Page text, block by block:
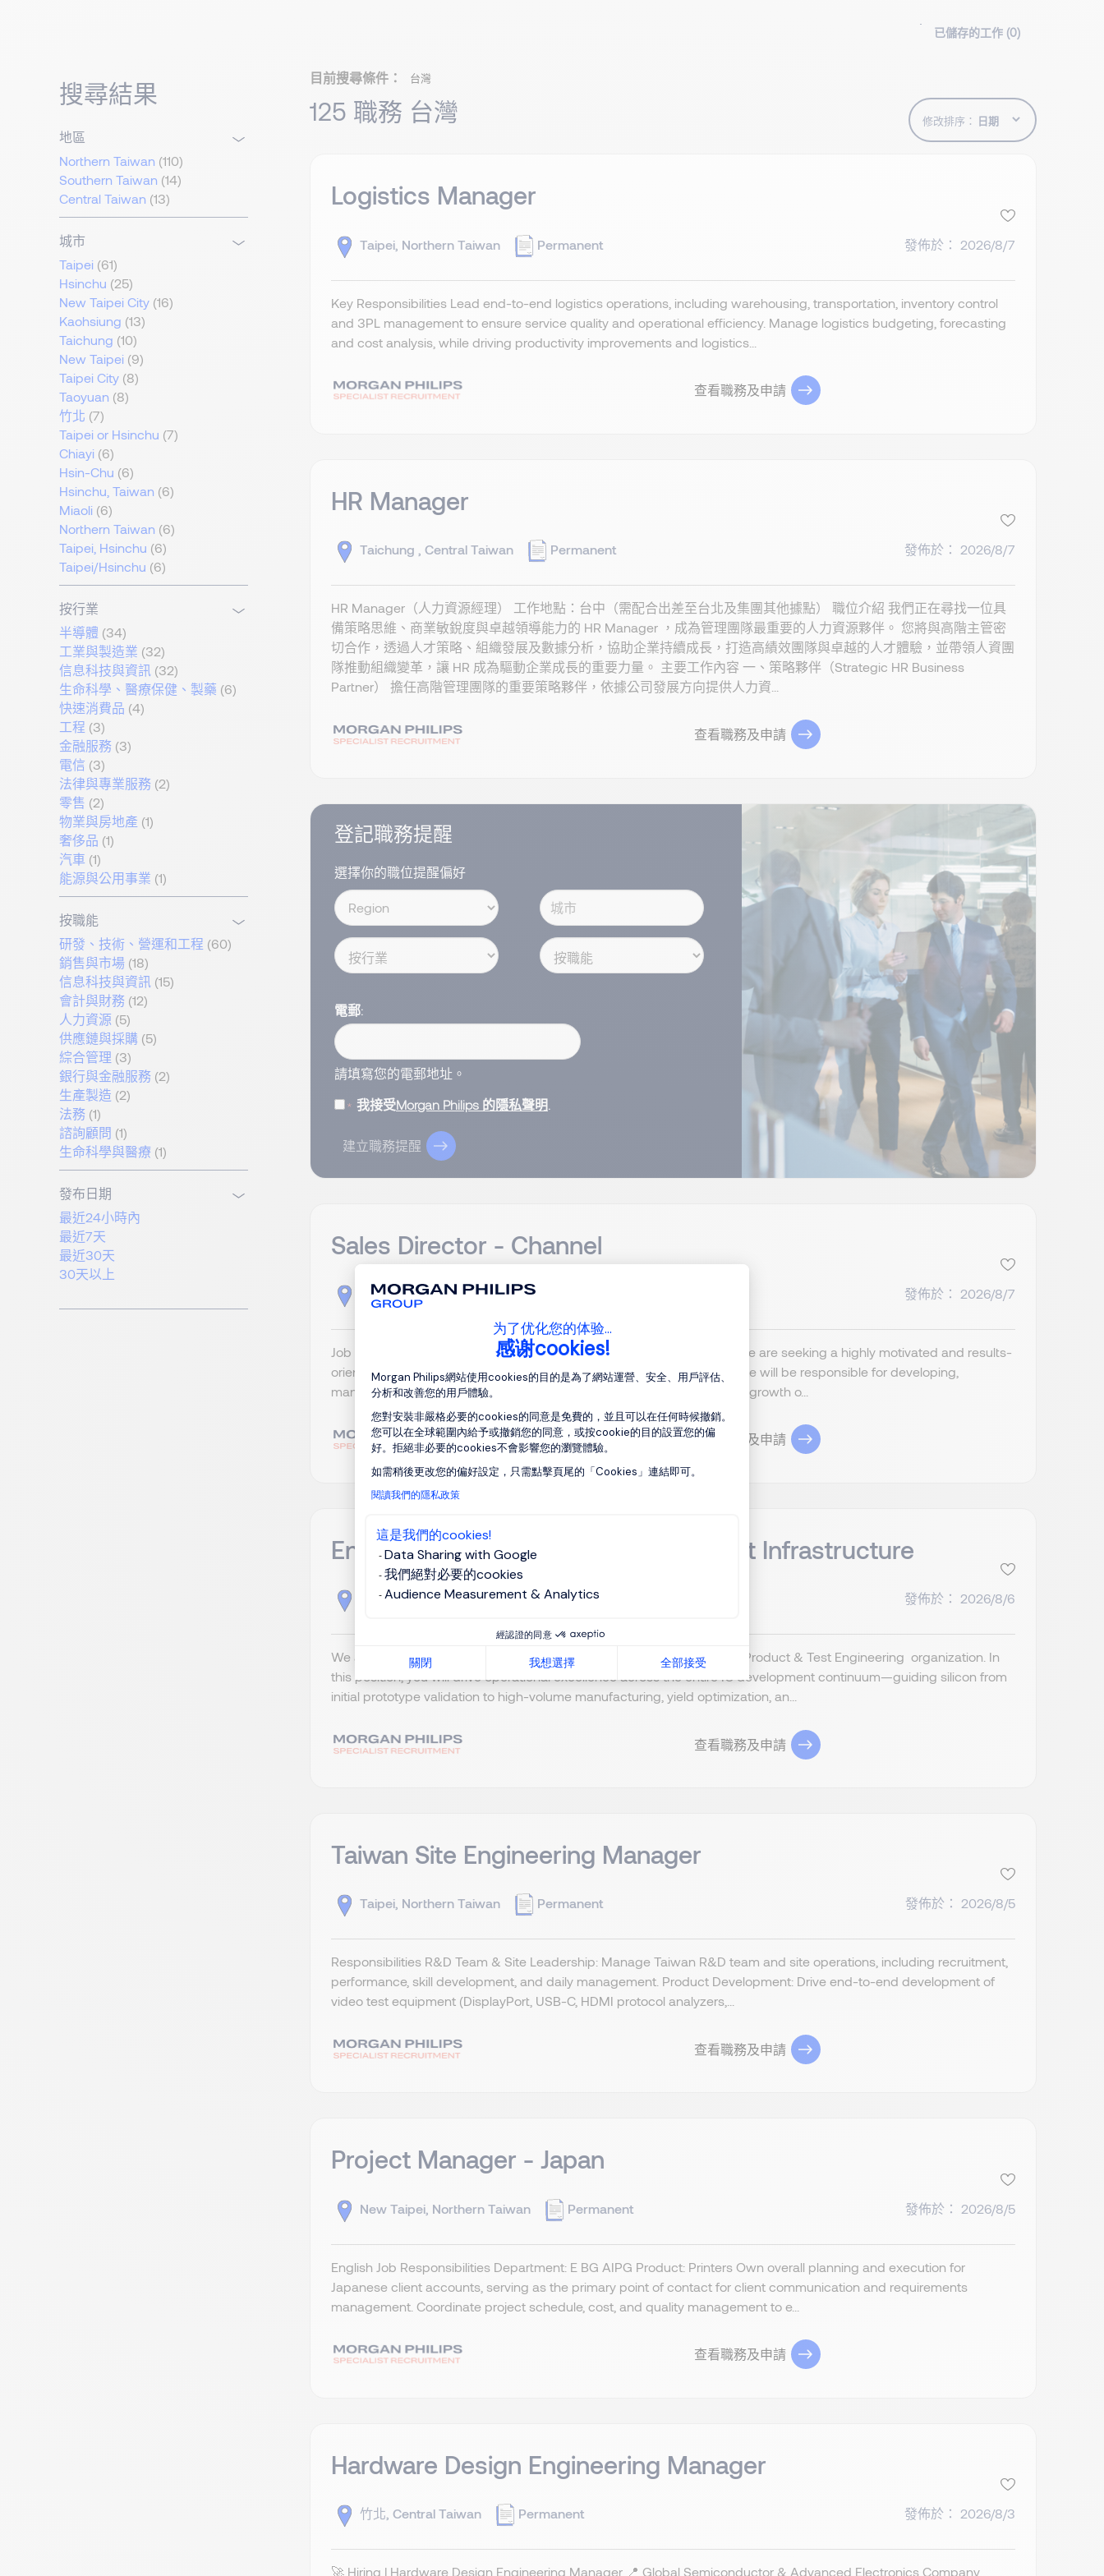
为了优化您的体验…
感谢cookies!
Consent Management Platform: Personalize Your Options
Morgan Philips網站使用cookies的目的是為了網站運營、安全、用戶評估、
分析和改善您的用戶體驗。
您對安裝非嚴格必要的cookies的同意是免費的，並且可以在任何時候撤銷。
您可以在全球範圍內給予或撤銷您的同意，或按cookie的目的設置您的偏
好。拒絕非必要的cookies不會影響您的瀏覽體驗。
如需稍後更改您的偏好設定，只需點擊頁尾的「Cookies」連結即可。
閱讀我們的隱私政策
這是我們的cookies!
Data Sharing with Google
我們絕對必要的cookies
Audience Measurement & Analytics
經認證的同意
關閉 我想選擇 全部接受
Axeptio consent
已儲存的工作 (0)
搜尋結果
地區
Northern Taiwan (110)
Southern Taiwan (14)
Central Taiwan (13)
城市
Taipei (61)
Hsinchu (25)
New Taipei City (16)
Kaohsiung (13)
Taichung (10)
New Taipei (9)
Taipei City (8)
Taoyuan (8)
竹北 (7)
Taipei or Hsinchu (7)
Chiayi (6)
Hsin-Chu (6)
Hsinchu, Taiwan (6)
Miaoli (6)
Northern Taiwan (6)
Taipei, Hsinchu (6)
Taipei/Hsinchu (6)
按行業
半導體 (34)
工業與製造業 (32)
信息科技與資訊 (32)
生命科學、醫療保健、製藥 (6)
快速消費品 (4)
工程 (3)
金融服務 (3)
電信 (3)
法律與專業服務 (2)
零售 (2)
物業與房地產 (1)
奢侈品 (1)
汽車 (1)
能源與公用事業 (1)
按職能
研發、技術、營運和工程 (60)
銷售與市場 (18)
信息科技與資訊 (15)
會計與財務 (12)
人力資源 (5)
供應鏈與採購 (5)
綜合管理 (3)
銀行與金融服務 (2)
生產製造 (2)
法務 (1)
諮詢顧問 (1)
生命科學與醫療 (1)
發布日期
最近24小時內
最近7天
最近30天
30天以上
目前搜尋條件： 台灣
125 職務 台灣 修改排序：
Logistics Manager
Taipei, Northern Taiwan Permanent 發佈於： 2026/8/7
Key Responsibilities Lead end-to-end logistics operations, including warehousing, transportation, inventory control
and 3PL management to ensure service quality and operational efficiency. Manage logistics budgeting, forecasting
and cost analysis, while driving productivity improvements and logistics...
查看職務及申請
HR Manager
Taichung , Central Taiwan Permanent 發佈於： 2026/8/7
HR Manager（人力資源經理） 工作地點：台中（需配合出差至台北及集團其他據點） 職位介紹 我們正在尋找一位具
備策略思維、商業敏銳度與卓越領導能力的 HR Manager ，成為管理團隊最重要的人力資源夥伴。 您將與高階主管密
切合作，透過人才策略、組織發展及數據分析，協助企業持續成長，打造高績效團隊與卓越的人才體驗，並帶領人資團
隊推動組織變革，讓 HR 成為驅動企業成長的重要力量。 主要工作內容 一、策略夥伴（Strategic HR Business
Partner） 擔任高階管理團隊的重要策略夥伴，依據公司發展方向提供人力資...
查看職務及申請
登記職務提醒
選擇你的職位提醒偏好
電郵
請填寫您的電郵地址。
我接受Morgan Philips 的隱私聲明
建立職務提醒
Sales Director - Channel
Taipei , Northern Taiwan 發佈於： 2026/8/7
Job Title: Sr. Regional Sales Manager / Sales Director Job Description: We are seeking a highly motivated and results-
oriented Sr. Regional Sales Manager / Sales Director. The ideal candidate will be responsible for developing,
managing, and expanding our network of channel partners to drive the growth o...
查看職務及申請
Engineering Director – Product & Test Infrastructure
Hsinchu, Northern Taiwan Permanent 發佈於： 2026/8/6
We are looking for an executive leader to take ownership of our global Product & Test Engineering organization. In
this position, you will drive operational excellence across the entire IC development continuum—guiding silicon from
initial prototype validation to high-volume manufacturing, yield optimization, an...
查看職務及申請
Taiwan Site Engineering Manager
Taipei, Northern Taiwan Permanent 發佈於： 2026/8/5
Responsibilities R&D Team & Site Leadership: Manage Taiwan R&D team and site operations, including recruitment,
performance, skill development, and daily management. Product Development: Drive end-to-end development of
video test equipment (DisplayPort, USB-C, HDMI protocol analyzers,...
查看職務及申請
Project Manager - Japan
New Taipei, Northern Taiwan Permanent 發佈於： 2026/8/5
English Job Responsibilities Department: E BG AIPG Product: Printers Own overall planning and execution for
Japanese client accounts, serving as the primary point of contact for client communication and requirements
management. Coordinate project schedule, cost, and quality management to e...
查看職務及申請
Hardware Design Engineering Manager
竹北, Central Taiwan Permanent 發佈於： 2026/8/3
🚀 Hiring | Hardware Design Engineering Manager 📍 Global Semiconductor & Advanced Electronics Company